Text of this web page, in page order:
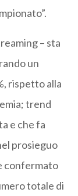
– sta
un
rispetto alla
trend
e che fa
prosieguo
confermato
totale di